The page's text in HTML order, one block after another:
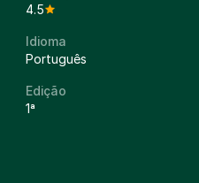
4.5
Idioma
Português
Edição
1ª